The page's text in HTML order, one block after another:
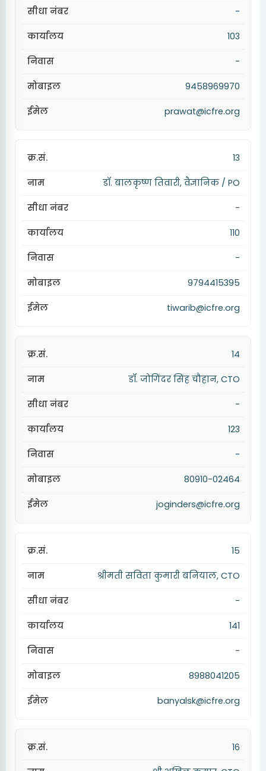
-
103
-
9458969970
prawat@icfre.org
13
डॉ. बालकृष्ण तिवारी, वैज्ञानिक / PO
-
110
-
9794415395
tiwarib@icfre.org
14
डॉ. जोगिंदर सिंह चौहान, CTO
-
123
-
80910-02464
joginders@icfre.org
15
श्रीमती सविता कुमारी बनियाल, CTO
-
141
-
8988041205
banyalsk@icfre.org
16